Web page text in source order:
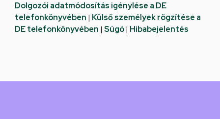
Dolgozói adatmódosítás igénylése a DE
telefonkönyvében | Külső személyek rögzítése a
DE telefonkönyvében | Súgó| Hibabejelentés